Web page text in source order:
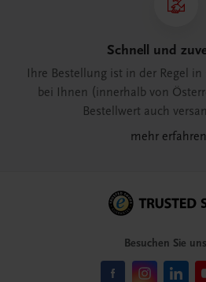
Schnell und
Ihre Bestellung ist in der Regel
bei Ihnen (innerhalb von
Bestellwert auch
mehr erfahren
Besuchen Sie